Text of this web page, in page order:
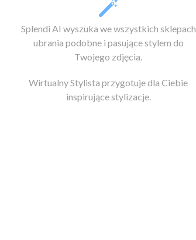
Splendi AI wyszuka we wszystkich sklepach
ubrania podobne i pasujące stylem do
Twojego zdjęcia.
Wirtualny Stylista przygotuje dla Ciebie
inspirujące stylizacje.